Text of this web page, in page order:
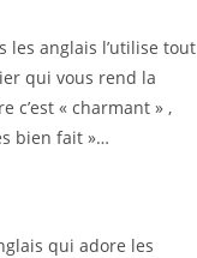
les anglais l’utilise tout
qui vous rend la
c’est « charmant » ,
bien fait »…
qui adore les